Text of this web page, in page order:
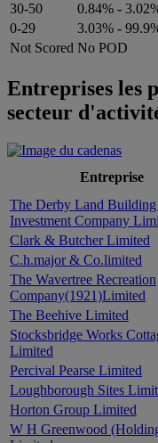
30-50
0.84% -
0-29
3.03% -
Not Scored No POD
Entreprises les
secteur
Entreprise
The Derby Land
Investment Company
Clark & Butcher Limited
C.h.major & Co.limited
The Wavertree Recreation
Company(1921)Limited
The Beehive Limited
Stocksbridge Works
Limited
Percival Pearse Limited
Loughborough Sites
Horton Group Limited
W H Greenwood